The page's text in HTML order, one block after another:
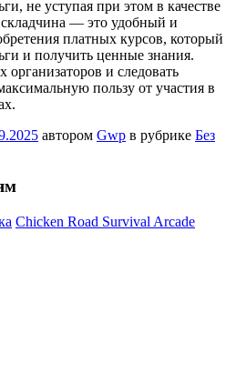
не уступая при этом в качестве
— это удобный и
платных курсов, который
и получить ценные знания.
и следовать
пользу от участия в
автором Gwp в рубрике Без
Chicken Road Survival Arcade